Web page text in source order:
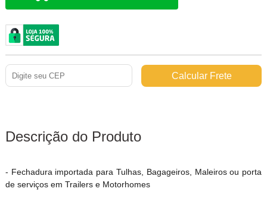
Descrição do Produto
- Fechadura importada para Tulhas, Bagageiros, Maleiros ou porta
de serviços em Trailers e Motorhomes